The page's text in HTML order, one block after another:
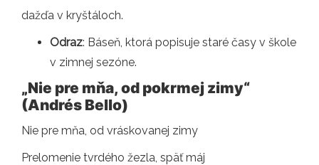
dažďa v kryštáloch.
Odraz: Báseň, ktorá popisuje staré časy v škole
v zimnej sezóne.
„Nie pre mňa, od pokrmej zimy“
(Andrés Bello)
Nie pre mňa, od vráskovanej zimy
Prelomenie tvrdého žezla, späť máj